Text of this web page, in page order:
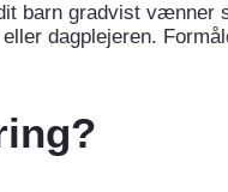
barn gradvist vænner
dagplejeren.